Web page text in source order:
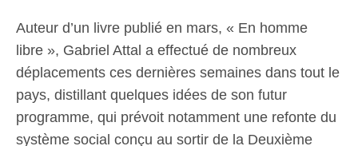
Auteur d’un livre publié en mars, « En homme
libre », Gabriel Attal a effectué de nombreux
déplacements ces dernières semaines dans tout le
pays, distillant quelques idées de son futur
programme, qui prévoit notamment une refonte du
système social conçu au sortir de la Deuxième